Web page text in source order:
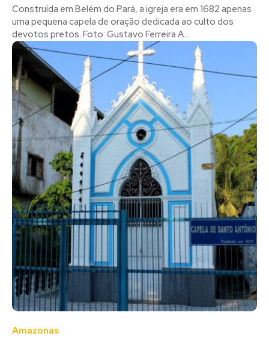
Construída em Belém do Pará, a igreja era em 1682 apenas
uma pequena capela de oração dedicada ao culto dos
devotos pretos. Foto: Gustavo Ferreira A...
Amazonas